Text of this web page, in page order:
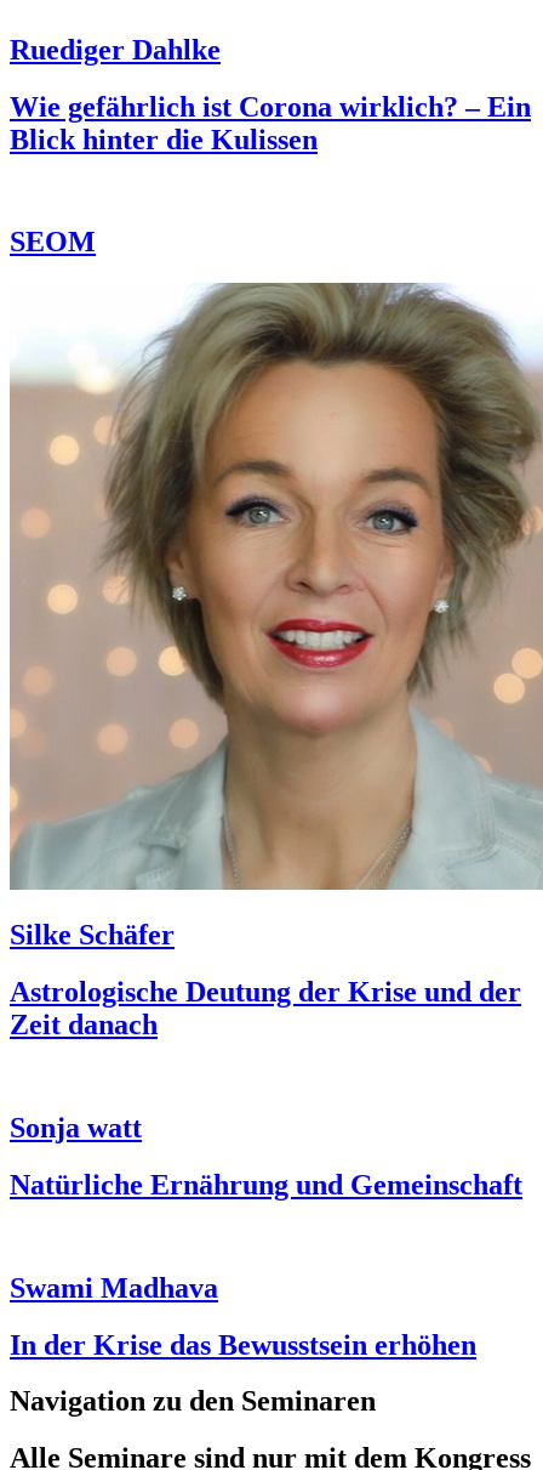
Ruediger Dahlke
Wie gefährlich ist Corona wirklich? – Ein
Blick hinter die Kulissen
SEOM
Silke Schäfer
Astrologische Deutung der Krise und der
Zeit danach
Sonja watt
Natürliche Ernährung und Gemeinschaft
Swami Madhava
In der Krise das Bewusstsein erhöhen
Navigation zu den Seminaren
Alle Seminare sind nur mit dem Kongress